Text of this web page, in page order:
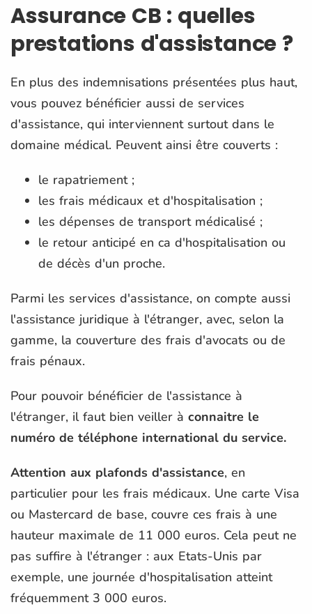
Assurance CB : quelles
prestations d'assistance ?
En plus des indemnisations présentées plus haut,
vous pouvez bénéficier aussi de services
d'assistance, qui interviennent surtout dans le
domaine médical. Peuvent ainsi être couverts :
le rapatriement ;
les frais médicaux et d'hospitalisation ;
les dépenses de transport médicalisé ;
le retour anticipé en ca d'hospitalisation ou
de décès d'un proche.
Parmi les services d'assistance, on compte aussi
l'assistance juridique à l'étranger, avec, selon la
gamme, la couverture des frais d'avocats ou de
frais pénaux.
Pour pouvoir bénéficier de l'assistance à
l'étranger, il faut bien veiller à connaitre le
numéro de téléphone international du service.
Attention aux plafonds d'assistance, en
particulier pour les frais médicaux. Une carte Visa
ou Mastercard de base, couvre ces frais à une
hauteur maximale de 11 000 euros. Cela peut ne
pas suffire à l'étranger : aux Etats-Unis par
exemple, une journée d'hospitalisation atteint
fréquemment 3 000 euros.